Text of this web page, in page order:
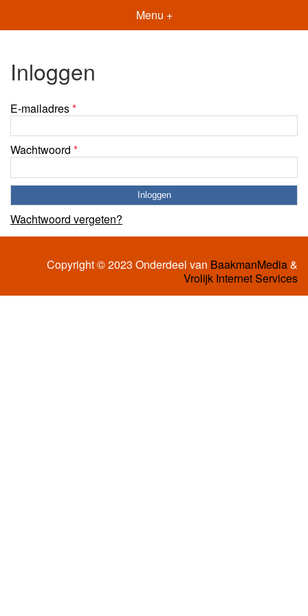
Menu +
Inloggen
E-mailadres*
Wachtwoord *
Wachtwoord vergeten?
Copyright © 2023 Onderdeel van BaakmanMedia&
Vrolijk Internet Services